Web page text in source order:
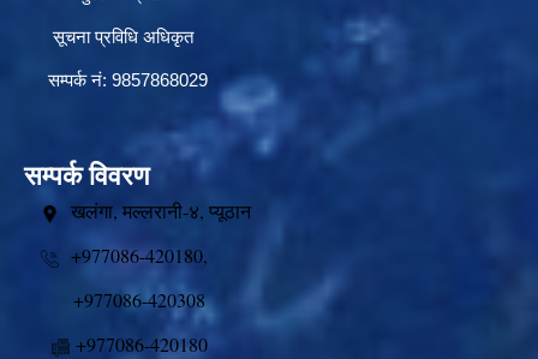
सूचना प्रविधि अधिकृत
सम्पर्क नं: 9857868029
सम्पर्क विवरण
खलंगा, मल्लरानी-४, प्यूठान
+977086-420180,
+977086-420308
+977086-420180